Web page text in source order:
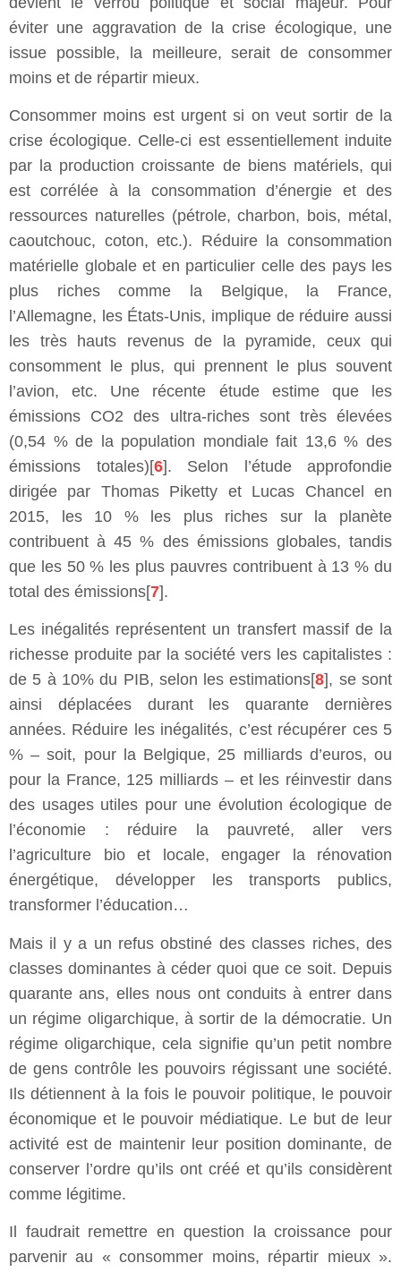
éviter une aggravation de la crise écologique, une
issue possible, la meilleure, serait de consommer
moins et de répartir mieux.
Consommer moins est urgent si on veut sortir de la
crise écologique. Celle-ci est essentiellement induite
par la production croissante de biens matériels, qui
est corrélée à la consommation d’énergie et des
ressources naturelles (pétrole, charbon, bois, métal,
caoutchouc, coton, etc.). Réduire la consommation
matérielle globale et en particulier celle des pays les
plus riches comme la Belgique, la France,
l’Allemagne, les États-Unis, implique de réduire aussi
les très hauts revenus de la pyramide, ceux qui
consomment le plus, qui prennent le plus souvent
l’avion, etc. Une récente étude estime que les
émissions CO2 des ultra-riches sont très élevées
(0,54 % de la population mondiale fait 13,6 % des
émissions totales)[6]. Selon l’étude approfondie
dirigée par Thomas Piketty et Lucas Chancel en
2015, les 10 % les plus riches sur la planète
contribuent à 45 % des émissions globales, tandis
que les 50 % les plus pauvres contribuent à 13 % du
total des émissions[7].
Les inégalités représentent un transfert massif de la
richesse produite par la société vers les capitalistes :
de 5 à 10% du PIB, selon les estimations[8], se sont
ainsi déplacées durant les quarante dernières
années. Réduire les inégalités, c’est récupérer ces 5
% – soit, pour la Belgique, 25 milliards d’euros, ou
pour la France, 125 milliards – et les réinvestir dans
des usages utiles pour une évolution écologique de
l’économie : réduire la pauvreté, aller vers
l’agriculture bio et locale, engager la rénovation
énergétique, développer les transports publics,
transformer l’éducation…
Mais il y a un refus obstiné des classes riches, des
classes dominantes à céder quoi que ce soit. Depuis
quarante ans, elles nous ont conduits à entrer dans
un régime oligarchique, à sortir de la démocratie. Un
régime oligarchique, cela signifie qu’un petit nombre
de gens contrôle les pouvoirs régissant une société.
Ils détiennent à la fois le pouvoir politique, le pouvoir
économique et le pouvoir médiatique. Le but de leur
activité est de maintenir leur position dominante, de
conserver l’ordre qu’ils ont créé et qu’ils considèrent
comme légitime.
Il faudrait remettre en question la croissance pour
parvenir au « consommer moins, répartir mieux ».